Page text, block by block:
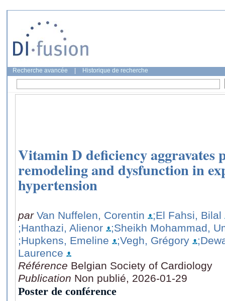
Recherche avancée Historique de recherche
Vitamin D deficiency aggravates
remodeling and dysfunction in
hypertension
par Van Nuffelen, Corentin
;El Fahsi, Bilal
;Hanthazi, Alienor
;Sheikh Mohammad,
;Hupkens, Emeline
;Vegh, Grégory
Laurence
Référence Belgian Society of Cardiology
Publication Non publié, 2026-01-29
Poster de conférence